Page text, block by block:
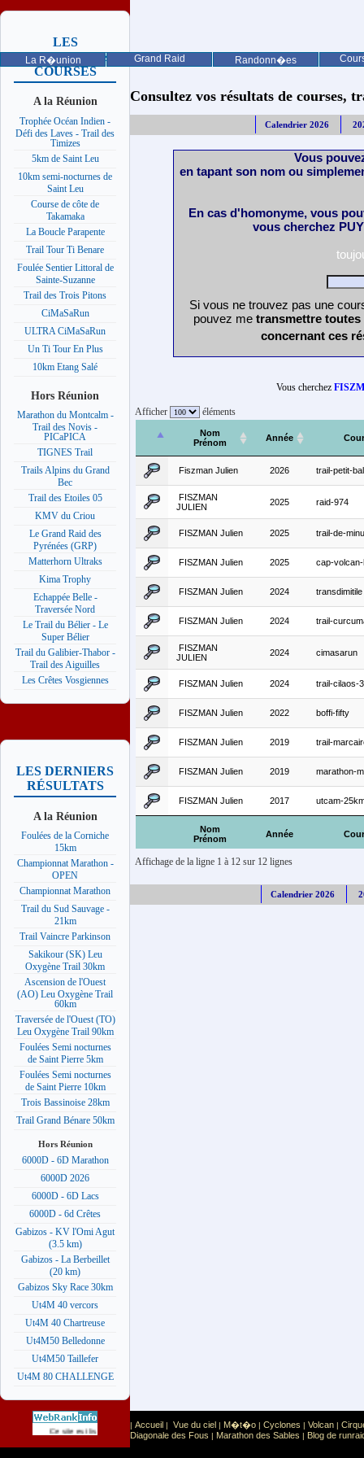
La R�union Grand Raid Randonn�es
LES
PROCHAINES
COURSES
A la Réunion
Trophée Océan Indien -
Défi des Laves - Trail des
Timizes
5km de Saint Leu
10km semi-nocturnes de
Saint Leu
Course de côte de
Takamaka
La Boucle Parapente
Trail Tour Ti Benare
Foulée Sentier Littoral de
Sainte-Suzanne
Trail des Trois Pitons
CiMaSaRun
ULTRA CiMaSaRun
Un Ti Tour En Plus
10km Etang Salé
Hors Réunion
Marathon du Montcalm -
Trail des Novis -
PICaPICA
TIGNES Trail
Trails Alpins du Grand
Bec
Trail des Etoiles 05
KMV du Criou
Le Grand Raid des
Pyrénées (GRP)
Matterhorn Ultraks
Kima Trophy
Echappée Belle -
Traversée Nord
Le Trail du Bélier - Le
Super Bélier
Trail du Galibier-Thabor -
Trail des Aiguilles
Les Crêtes Vosgiennes
LES DERNIERS
RÉSULTATS
A la Réunion
Foulées de la Corniche
15km
Championnat Marathon -
OPEN
Championnat Marathon
Trail du Sud Sauvage -
21km
Trail Vaincre Parkinson
Sakikour (SK) Leu
Oxygène Trail 30km
Ascension de l'Ouest
(AO) Leu Oxygène Trail
60km
Traversée de l'Ouest (TO)
Leu Oxygène Trail 90km
Foulées Semi nocturnes
de Saint Pierre 5km
Foulées Semi nocturnes
de Saint Pierre 10km
Trois Bassinoise 28km
Trail Grand Bénare 50km
Hors Réunion
6000D - 6D Marathon
6000D 2026
6000D - 6D Lacs
6000D - 6d Crêtes
Gabizos - KV l'Omi Agut
(3.5 km)
Gabizos - La Berbeillet
(20 km)
Gabizos Sky Race 30km
Ut4M 40 vercors
Ut4M 40 Chartreuse
Ut4M50 Belledonne
Ut4M50 Taillefer
Ut4M 80 CHALLENGE
Consultez vos résultats de courses,
Calendrier 2026
Vous
en tapant son nom ou
En cas d'homonyme, vous
vous cherchez
Si vous ne trouvez pas une
pouvez me transmettre
concernant ces
Vous cherchez
Afficher éléments
Nom
Prénom
Année
Nom
Prénom
Année
Fiszman Julien 2026 trail-petit-
FISZMAN
JULIEN
2025 raid-974
FISZMAN Julien 2025 trail-de-
FISZMAN Julien 2025 cap-
FISZMAN Julien 2024 transdimitile
FISZMAN Julien 2024 trail-
FISZMAN
JULIEN
2024 cimasarun
FISZMAN Julien 2024 trail-cilaos-
FISZMAN Julien 2022 boffi-fifty
FISZMAN Julien 2019 trail-
FISZMAN Julien 2019 marathon-
FISZMAN Julien 2017 utcam-
Affichage de la ligne 1 à 12 sur 12 lignes
Calendrier 2026
Ce site est list� dans la cat�gorie Sport: Sports extr�mes
| Accueil | Vue du ciel | M�t�o | Cyclones | Volcan |
Diagonale des Fous | Marathon des Sables | Blog de